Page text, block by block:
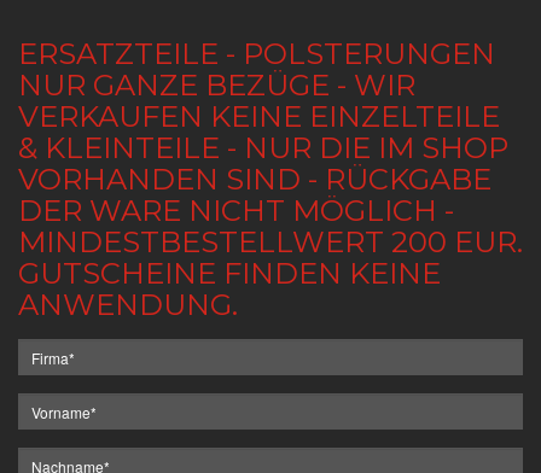
ERSATZTEILE - POLSTERUNGEN
NUR GANZE BEZÜGE - WIR
VERKAUFEN KEINE EINZELTEILE
& KLEINTEILE - NUR DIE IM SHOP
VORHANDEN SIND - RÜCKGABE
DER WARE NICHT MÖGLICH -
MINDESTBESTELLWERT 200 EUR.
GUTSCHEINE FINDEN KEINE
ANWENDUNG.